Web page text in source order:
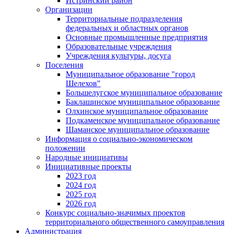
Организации
Территориальные подразделения
федеральных и областных органов
Основные промышленные предприятия
Образовательные учреждения
Учреждения культуры, досуга
Поселения
Муниципальное образование "город
Шелехов"
Большелугское муниципальное образование
Баклашинское муниципальное образование
Олхинское муниципальное образование
Подкаменское муниципальное образование
Шаманское муниципальное образование
Информация о социально-экономическом
положении
Народные инициативы
Инициативные проекты
2023 год
2024 год
2025 год
2026 год
Конкурс социально-значимых проектов
территориального общественного самоуправления
Администрация